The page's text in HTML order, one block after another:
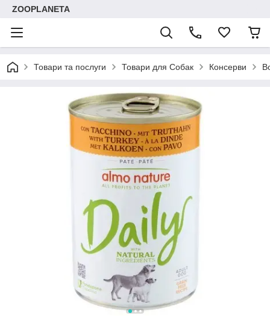
ZOOPLANETA
Товари та послуги Товари для Собак Консерви